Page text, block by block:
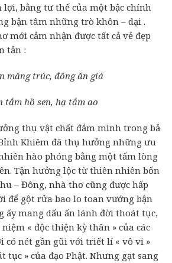
lợi, bằng tư thế của một bậc chính
bận tâm những trò khôn – dại .
mới cảm nhận được tất cả vẻ đẹp
tản :
măng trúc, đông ăn giá
tắm hồ sen, hạ tắm ao
thụ vật chất đắm mình trong bả
Khiêm đã thụ hưởng những ưu
hào phóng bằng một tấm lòng
Tận hưởng lộc từ thiên nhiên bốn
– Đông, nhà thơ cũng được hấp
để gột rửa bao lo toan vướng bận
ấy mang dấu ấn lánh đời thoát tục,
« độc thiện kỳ thân » của các
có nét gần gũi với triết lí « vô vi »
tục » của đạo Phật. Nhưng gạt sang